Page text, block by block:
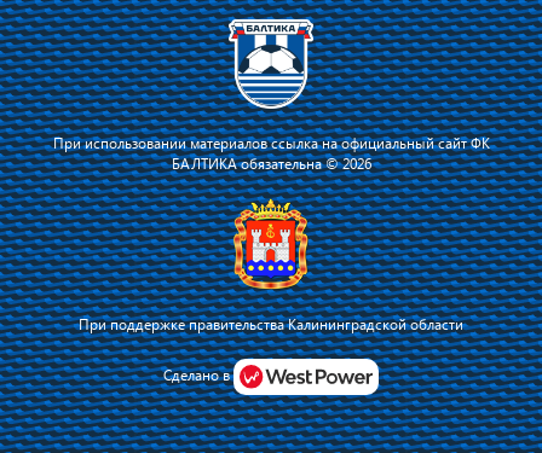
Я соглашаюсь с тем, что владелец сайта использует файлы cookie для
повышения удобства работы на сайте и сервис Яндекс.Метрика. Оставаясь
на сайте, я соглашаюсь сполитикой их применения.
Принять
При использовании материалов ссылка на официальный сайт ФК
БАЛТИКА обязательна © 2026
При поддержке правительства Калининградской области
Сделано в